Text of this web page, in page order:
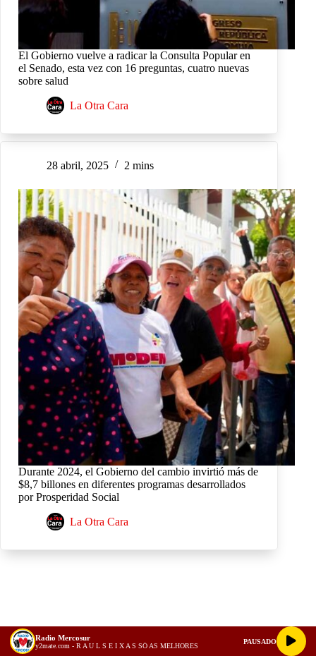
El Gobierno vuelve a radicar la Consulta Popular en
el Senado, esta vez con 16 preguntas, cuatro nuevas
sobre salud
La Otra Cara
28 abril, 2025 2 mins
Durante 2024, el Gobierno del cambio invirtió más de
$8,7 billones en diferentes programas desarrollados
por Prosperidad Social
La Otra Cara
Radio Mercosur
y2mate.com - R A U L S E I X A S SÓ AS MELHORES
PAUSADO